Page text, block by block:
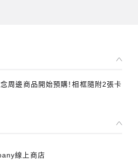
周邊商品開始預購！相框隨附2張卡
線上商店